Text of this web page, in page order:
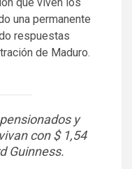
una permanente
respuestas
de Maduro.
y
con $ 1,54
Guinness.